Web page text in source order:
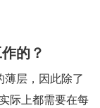
的？
层，因此除了
际上都需要在每